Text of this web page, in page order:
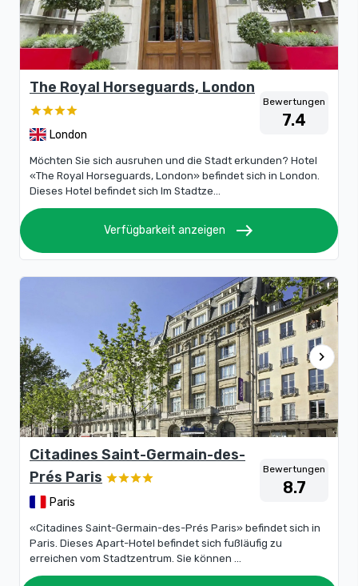
The Royal Horseguards, London
London
Bewertungen
7.4
Möchten Sie sich ausruhen und die Stadt erkunden? Hotel
«The Royal Horseguards, London» befindet sich in London.
Dieses Hotel befindet sich Im Stadtze...
Verfügbarkeit anzeigen east
chevron_right
Citadines Saint-Germain-des-
Prés Paris
Paris
Bewertungen
8.7
«Citadines Saint-Germain-des-Prés Paris» befindet sich in
Paris. Dieses Apart-Hotel befindet sich fußläufig zu
erreichen vom Stadtzentrum. Sie können ...